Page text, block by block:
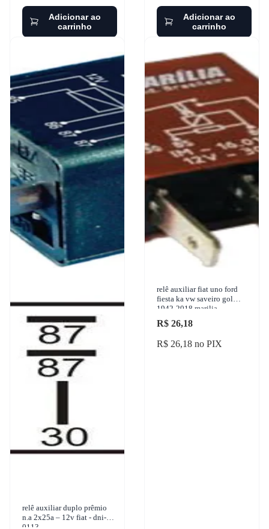
Adicionar ao
carrinho
Adicionar ao
carrinho
relê auxiliar duplo prêmio
n.a 2x25a – 12v fiat - dni-
0113
relê auxiliar fiat uno ford
fiesta ka vw saveiro gol
1942-2018 marilia -
im16015
R$ 26,18
R$ 26,18 no PIX